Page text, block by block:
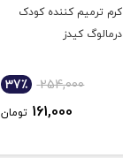
کرم ترمیم کننده کودک
درمالوگ کیدز
254,000 37٪
161,000 تومان